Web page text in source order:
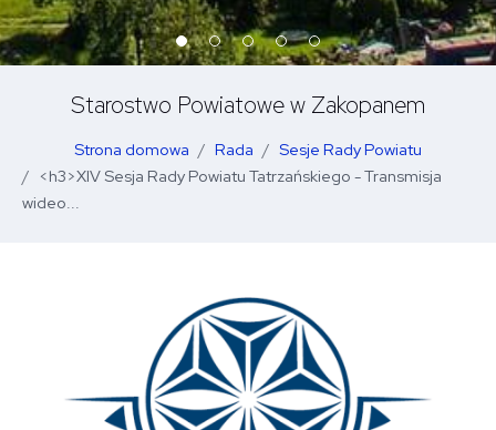
Starostwo Powiatowe w Zakopanem
Strona domowa Rada
Sesje Rady Powiatu
<h3>XIV Sesja Rady Powiatu Tatrzańskiego - Transmisja
wideo...